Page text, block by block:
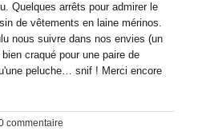
Quelques arrêts pour admirer le
de vêtements en laine mérinos.
nous suivre dans nos envies (un
craqué pour une paire de
peluche… snif ! Merci encore
commentaire